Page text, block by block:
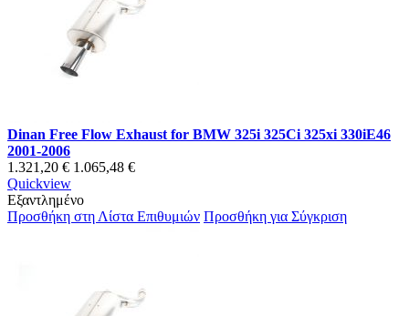
Dinan Free Flow Exhaust for BMW 325i 325Ci 325xi 330iE46
2001-2006
1.321,20 € 1.065,48 €
Quickview
Εξαντλημένο
Προσθήκη στη Λίστα Επιθυμιών Προσθήκη για Σύγκριση